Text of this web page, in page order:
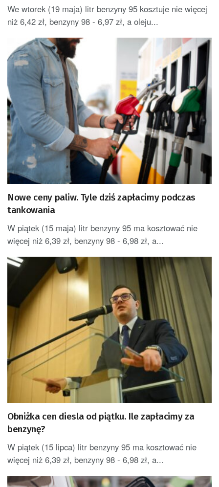
We wtorek (19 maja) litr benzyny 95 kosztuje nie więcej
niż 6,42 zł, benzyny 98 - 6,97 zł, a oleju...
Nowe ceny paliw. Tyle dziś zapłacimy podczas
tankowania
W piątek (15 maja) litr benzyny 95 ma kosztować nie
więcej niż 6,39 zł, benzyny 98 - 6,98 zł, a...
Obniżka cen diesla od piątku. Ile zapłacimy za
benzynę?
W piątek (15 lipca) litr benzyny 95 ma kosztować nie
więcej niż 6,39 zł, benzyny 98 - 6,98 zł, a...